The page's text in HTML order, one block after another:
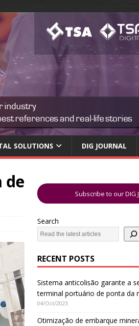
SOLUTIONS DIG JOURNAL
de
Subscribe to our DIG
Search
RECENT POSTS
Sistema anticolisão garante a
terminal portuário de ponta da
04/Oct/2023
Otimização de embarque